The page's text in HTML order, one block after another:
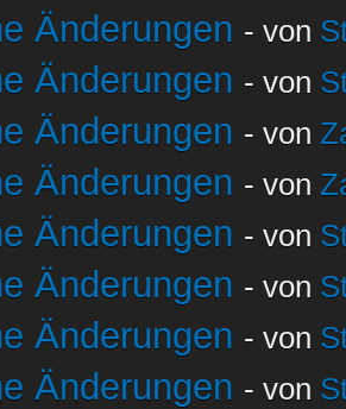
Änderungen - von
Änderungen - von
Änderungen - von
Änderungen - von
Änderungen - von
Änderungen - von
Änderungen - von
Änderungen - von